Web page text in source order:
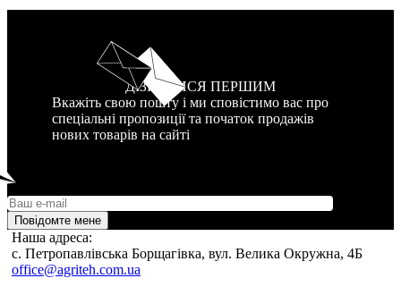
ДІЗНАТИСЯ ПЕРШИМ
Вкажіть свою пошту і ми сповістимо вас про
спеціальні пропозиції та початок продажів
нових товарів на сайті
Повідомте мене
Наша адреса:
c. Петропавлівська Борщагівка, вул. Велика Окружна, 4Б
office@agriteh.com.ua